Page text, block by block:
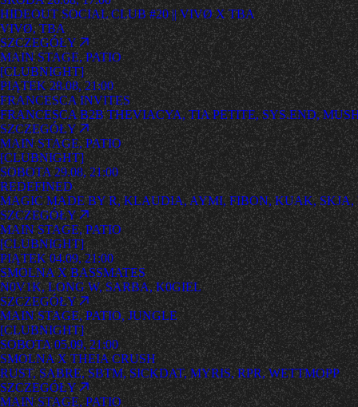
HIDEOUT SOCIAL CLUB #20 || VIVØ X TBA
VIVØ, TBA
SZCZEGÓŁY
MAIN STAGE, PATIO
[CLUBNIGHT]
PIĄTEK 28.08, 21:00
FRANCESCA INVITES
FRANCESCA B2B THEVIACYA, TIA PETITE, SYS.END,
SZCZEGÓŁY
MAIN STAGE, PATIO
[CLUBNIGHT]
SOBOTA 29.08, 21:00
REDEFINED
MAGIC MADE BY R, KLAUDIA, AYMI, FIBON, KUAK,
SZCZEGÓŁY
MAIN STAGE, PATIO
[CLUBNIGHT]
PIĄTEK 04.09, 21:00
SMOLNA X BASSMATES
N0V1K, LONG W, SARBA, K0GIEL
SZCZEGÓŁY
MAIN STAGE, PATIO, JUNGLE
[CLUBNIGHT]
SOBOTA 05.09, 21:00
SMOLNA X THEIA CRUSH
RUST, SABRE, SBTM, SICKDAT, MYRIS, RPR, WETTMOPP
SZCZEGÓŁY
MAIN STAGE, PATIO